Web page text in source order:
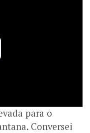
para o
Conversei